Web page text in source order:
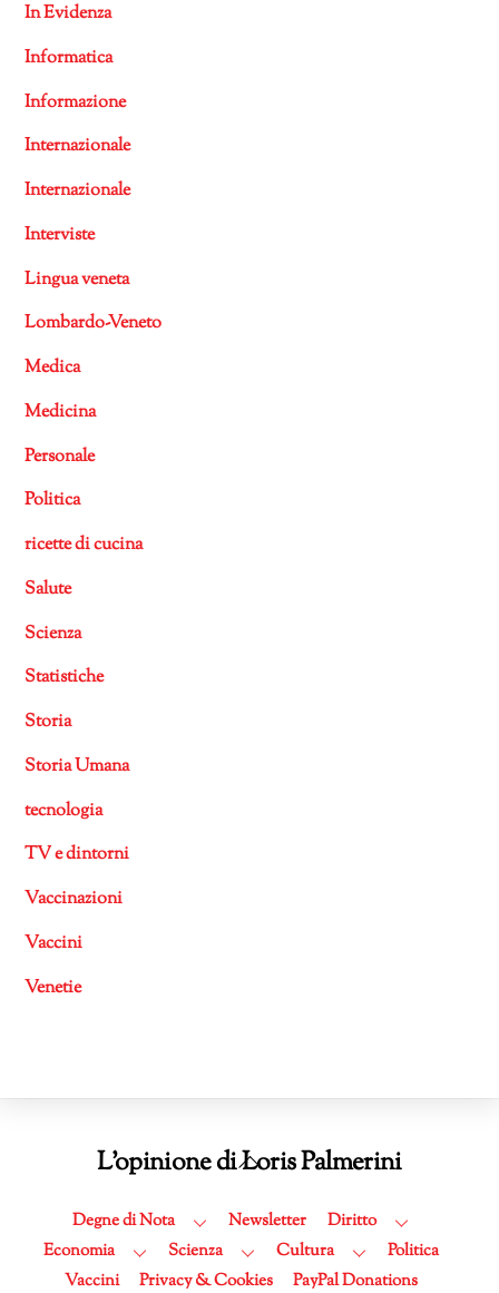
In Evidenza
Informatica
Informazione
Internazionale
Internazionale
Interviste
Lingua veneta
Lombardo-Veneto
Medica
Medicina
Personale
Politica
ricette di cucina
Salute
Scienza
Statistiche
Storia
Storia Umana
tecnologia
TV e dintorni
Vaccinazioni
Vaccini
Venetie
Back
Top
L'opinione di Loris Palmerini
Degne di Nota Newsletter
Diritto
Economia
Scienza Cultura
Politica
Vaccini
Privacy & Cookies PayPal Donations